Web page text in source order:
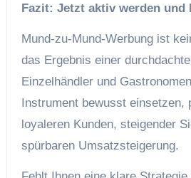
Fazit: Jetzt aktiv werden und
Mund-zu-Mund-Werbung ist
das Ergebnis einer
Einzelhändler und
Instrument bewusst einsetzen,
loyaleren Kunden, steigender
spürbaren Umsatzsteigerung.